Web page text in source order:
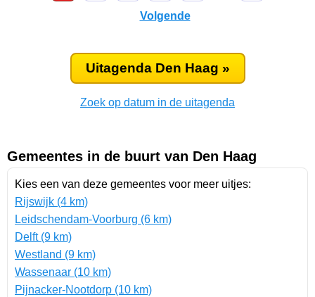
Volgende
Uitagenda Den Haag »
Zoek op datum in de uitagenda
Gemeentes in de buurt van Den Haag
Kies een van deze gemeentes voor meer uitjes:
Rijswijk (4 km)
Leidschendam-Voorburg (6 km)
Delft (9 km)
Westland (9 km)
Wassenaar (10 km)
Pijnacker-Nootdorp (10 km)